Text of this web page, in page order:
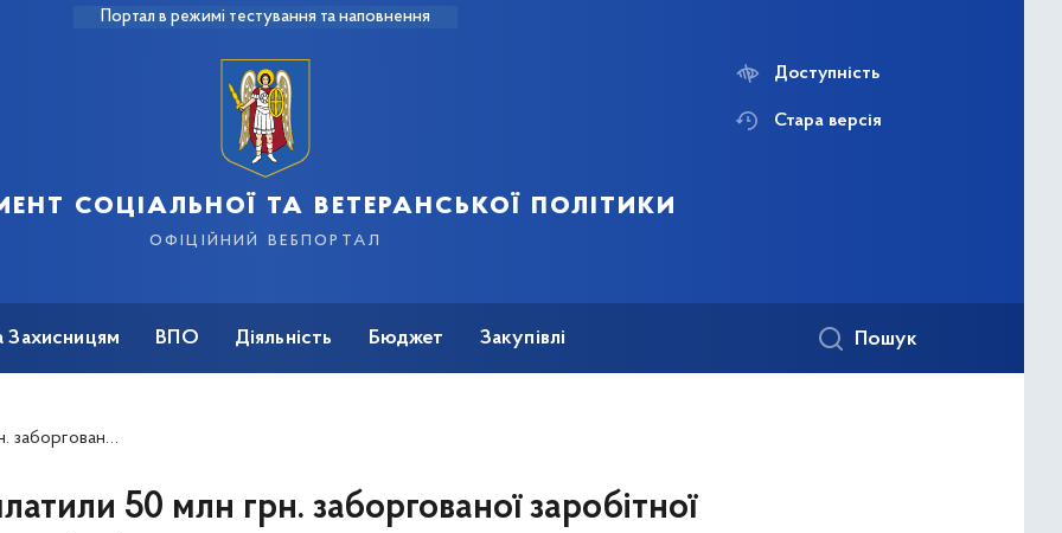
Портал в режимі тестування та наповнення
соціальної та ветеранської політики
офіційний вебпортал
Доступність
Стара версія
Захисницям ВПО Діяльність Бюджет Закупівлі Пошук
за перше півріччя
50 млн грн. заборгованої заробітної